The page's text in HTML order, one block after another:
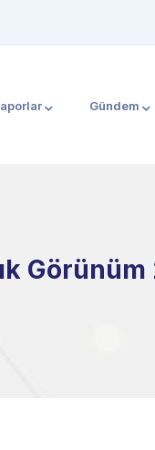
Gündem
Görünüm